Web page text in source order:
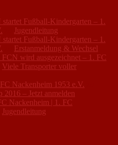
startet Fußball-Kindergarten – 1.
Jugendleitung
startet Fußball-Kindergarten – 1.
Erstanmeldung & Wechsel
wird ausgezeichnet – 1. FC
Viele Transporter voller
Nackenheim 1953 e.V.
2016 – Jetzt anmelden
Nackenheim | 1. FC
Jugendleitung